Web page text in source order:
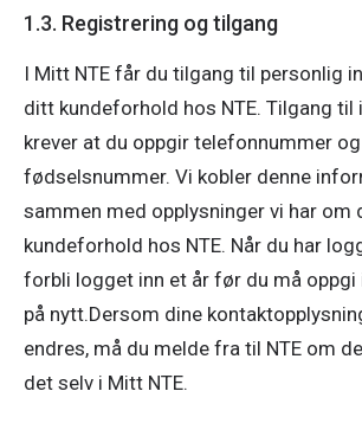
1.3. Registrering og tilgang
I Mitt NTE får du tilgang til personlig
ditt kundeforhold hos NTE. Tilgang
krever at du oppgir telefonnummer og
fødselsnummer. Vi kobler denne
sammen med opplysninger vi har om
kundeforhold hos NTE. Når du har
forbli logget inn et år før du må
på nytt.Dersom dine
endres, må du melde fra til NTE om
det selv i Mitt NTE.